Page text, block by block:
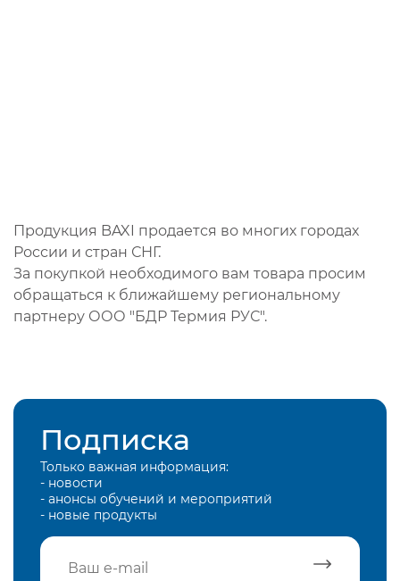
Продукция BAXI продается во многих городах
России и стран СНГ.
За покупкой необходимого вам товара просим
обращаться к ближайшему региональному
партнеру ООО "БДР Термия РУС".
Подписка
Только важная информация:
- новости
- анонсы обучений и мероприятий
- новые продукты